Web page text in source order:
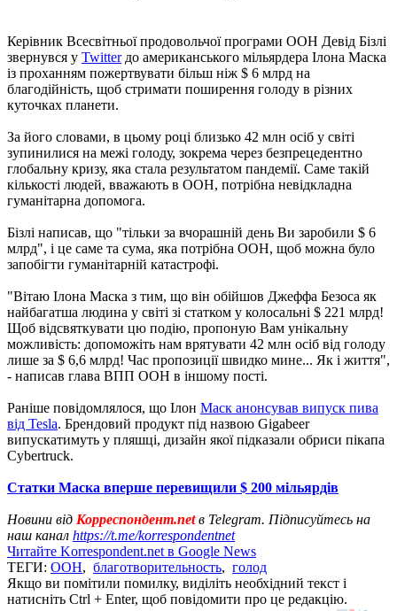
Керівник Всесвітньої продовольчої програми ООН Девід Бізлі
звернувся у Twitterдо американського мільярдера Ілона Маска
із проханням пожертвувати більш ніж $ 6 млрд на
благодійність, щоб стримати поширення голоду в різних
куточках планети.
За його словами, в цьому році близько 42 млн осіб у ​​світі
зупинилися на межі голоду, зокрема через безпрецедентно
глобальну кризу, яка стала результатом пандемії. Саме такій
кількості людей, вважають в ООН, потрібна невідкладна
гуманітарна допомога.
Бізлі написав, що "тільки за вчорашній день Ви заробили $ 6
млрд", і це саме та сума, яка потрібна ООН, щоб можна було
запобігти гуманітарній катастрофі.
"Вітаю Ілона Маска з тим, що він обійшов Джеффа Безоса як
найбагатша людина у світі зі статком у колосальні $ 221 млрд!
Щоб відсвяткувати цю подію, пропоную Вам унікальну
можливість: допоможіть нам врятувати 42 млн осіб від голоду
лише за $ 6,6 млрд! Час пропозиції швидко мине... Як і життя",
- написав глава ВПП ООН в іншому пості.
Раніше повідомлялося, що Ілон Маск анонсував випуск пива
від Tesla. Брендовий продукт під назвою Gigabeer
випускатимуть у пляшці, дизайн якої підказали обриси пікапа
Cybertruck.
Статки Маска вперше перевищили $ 200 мільярдів
Новини від Корреспондент.netв Telegram. Підписуйтесь на
наш канал https://t.me/korrespondentnet
Читайте Korrespondent.net в Google News
ТЕГИ: ООН, благотворительность, голод
Якщо ви помітили помилку, виділіть необхідний текст і
натисніть Ctrl + Enter, щоб повідомити про це редакцію.